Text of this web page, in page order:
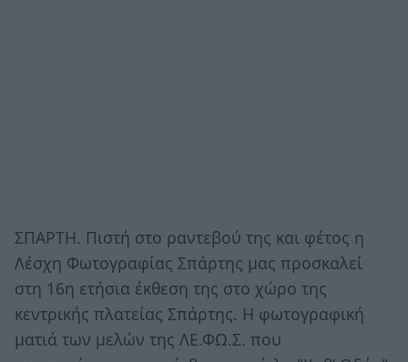
ΣΠΑΡΤΗ. Πιστή στο ραντεβού της και φέτος η
Λέσχη Φωτογραφίας Σπάρτης μας προσκαλεί
στη 16η ετήσια έκθεση της στο χώρο της
κεντρικής πλατείας Σπάρτης. Η φωτογραφική
ματιά των μελών της ΛΕ.ΦΩ.Σ. που